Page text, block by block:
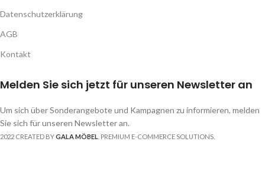
Datenschutzerklärung
AGB
Kontakt
Melden Sie sich jetzt für unseren Newsletter an
Um sich über Sonderangebote und Kampagnen zu informieren, melden
Sie sich für unseren Newsletter an.
2022 CREATED BYGALA MÖBEL . PREMIUM E-COMMERCE SOLUTIONS.